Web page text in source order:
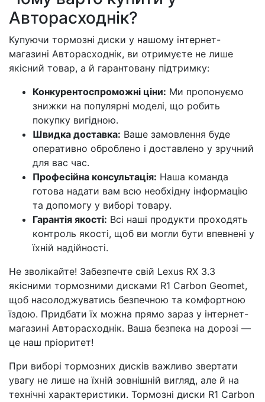
Авторасходнік?
Купуючи тормозні диски у нашому інтернет-
магазині Авторасходнік, ви отримуєте не лише
якісний товар, а й гарантовану підтримку:
Конкурентоспроможні ціни: Ми пропонуємо
знижки на популярні моделі, що робить
покупку вигідною.
Швидка доставка: Ваше замовлення буде
оперативно оброблено і доставлено у зручний
для вас час.
Професійна консультація: Наша команда
готова надати вам всю необхідну інформацію
та допомогу у виборі товару.
Гарантія якості: Всі наші продукти проходять
контроль якості, щоб ви могли бути впевнені у
їхній надійності.
Не зволікайте! Забезпечте свій Lexus RX 3.3
якісними тормозними дисками R1 Carbon Geomet,
щоб насолоджуватись безпечною та комфортною
їздою. Придбати їх можна прямо зараз у інтернет-
магазині Авторасходнік. Ваша безпека на дорозі —
це наш пріоритет!
При виборі тормозних дисків важливо звертати
увагу не лише на їхній зовнішній вигляд, але й на
технічні характеристики. Тормозні диски R1 Carbon